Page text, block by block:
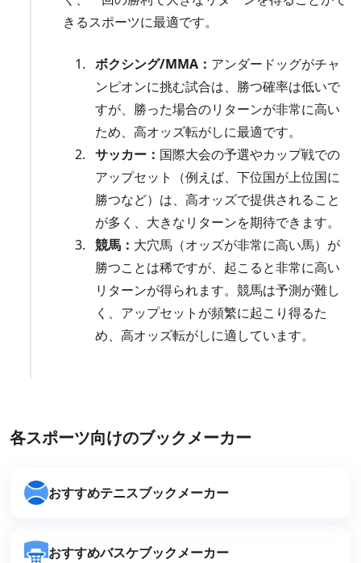
きるスポーツに最適です。
ボクシング/MMA： アンダードッグがチャ
ンピオンに挑む試合は、勝つ確率は低いで
すが、勝った場合のリターンが非常に高い
ため、高オッズ転がしに最適です。
サッカー： 国際大会の予選やカップ戦での
アップセット（例えば、下位国が上位国に
勝つなど）は、高オッズで提供されること
が多く、大きなリターンを期待できます。
競馬： 大穴馬（オッズが非常に高い馬）が
勝つことは稀ですが、起こると非常に高い
リターンが得られます。競馬は予測が難し
く、アップセットが頻繁に起こり得るた
め、高オッズ転がしに適しています。
各スポーツ向けのブックメーカー
おすすめテニスブックメーカー
おすすめバスケブックメーカー